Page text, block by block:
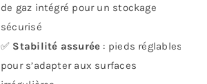
de gaz intégré pour un stockage
sécurisé
✅ Stabilité assurée : pieds réglables
pour s’adapter aux surfaces